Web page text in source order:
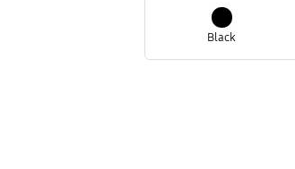
Black